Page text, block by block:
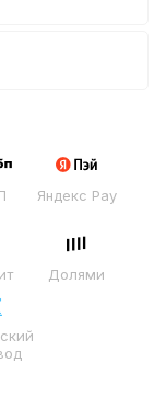
Яндекс Pay
Долями